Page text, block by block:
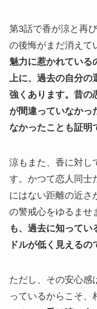
第3話で香が涼と再
の後悔がまだ消えて
魅力に惹かれている
上に、過去の自分の
強くあります。 昔の
が間違っていなかっ
なかったことも証明
涼もまた、香に対し
す。かつて恋人同士
にはない距離の近さ
の警戒心をゆるませ
も、過去に知ってい
ドルが低く見えるの
ただし、その安心感
っているからこそ、